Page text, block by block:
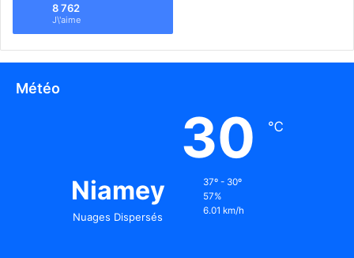
8 762
J\'aime
Météo
Niamey
Nuages Dispersés
30 ℃
37º - 30º
57%
6.01 km/h